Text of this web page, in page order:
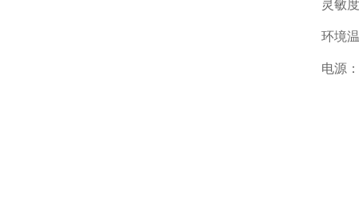
灵敏
环境
电源